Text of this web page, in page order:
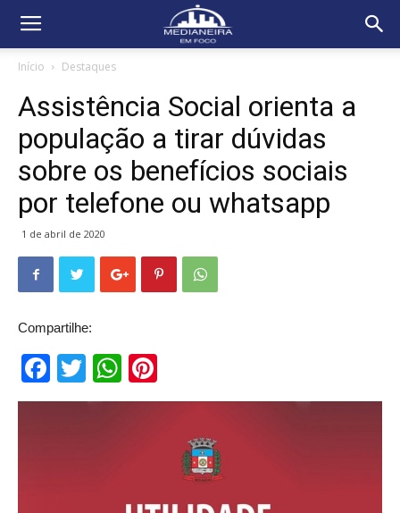
Início Destaques
Assistência Social orienta a
população a tirar dúvidas
sobre os benefícios sociais
por telefone ou whatsapp
1 de abril de 2020
Compartilhe:
Facebook
TwitterWhatsApp